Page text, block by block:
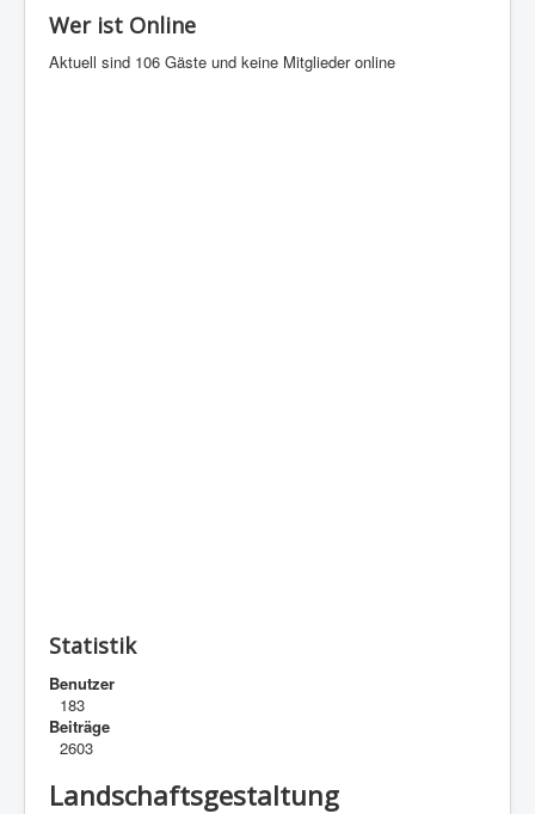
Wer ist Online
Aktuell sind 106 Gäste und keine Mitglieder online
Statistik
Benutzer
183
Beiträge
2603
Landschaftsgestaltung